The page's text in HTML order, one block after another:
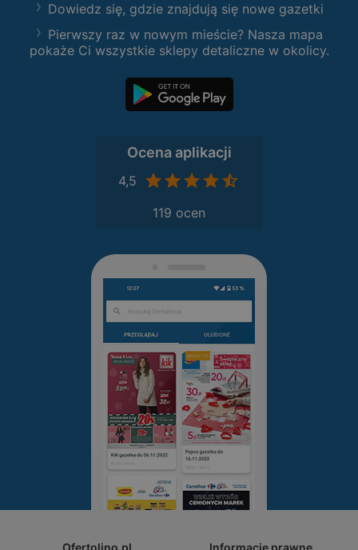
Dowiedz się, gdzie znajdują się nowe gazetki
Pierwszy raz w nowym mieście? Nasza mapa
pokaże Ci wszystkie sklepy detaliczne w okolicy.
Ocena aplikacji
4,5
119 ocen
Ofertolino.pl Informacje prawne